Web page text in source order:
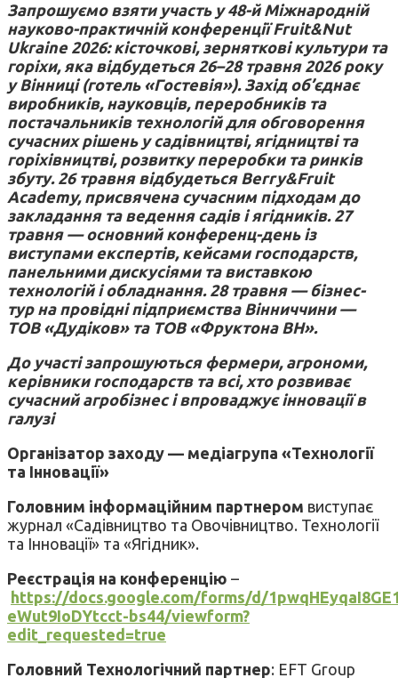
Запрошуємо взяти участь у 48-й Міжнародній
науково-практичній конференції Fruit&Nut
Ukraine 2026: кісточкові, зерняткові культури та
горіхи, яка відбудеться 26–28 травня 2026 року
у Вінниці (готель «Гостевія»). Захід об’єднає
виробників, науковців, переробників та
постачальників технологій для обговорення
сучасних рішень у садівництві, ягідництві та
горіхівництві, розвитку переробки та ринків
збуту. 26 травня відбудеться Berry&Fruit
Academy, присвячена сучасним підходам до
закладання та ведення садів і ягідників. 27
травня — основний конференц-день із
виступами експертів, кейсами господарств,
панельними дискусіями та виставкою
технологій і обладнання. 28 травня — бізнес-
тур на провідні підприємства Вінниччини —
ТОВ «Дудіков» та ТОВ «Фруктона ВН».
До участі запрошуються фермери, агрономи,
керівники господарств та всі, хто розвиває
сучасний агробізнес і впроваджує інновації в
галузі
Організатор заходу — медіагрупа «Технології
та Інновації»
Головним інформаційним партнером виступає
журнал «Садівництво та Овочівництво. Технології
та Інновації» та «Ягідник».
Реєстрація на конференцію –
https://docs.google.com/forms/d/
eWut9IoDYtcct-bs44/viewform?
edit_requested=true
Головний Технологічний партнер: EFT Group